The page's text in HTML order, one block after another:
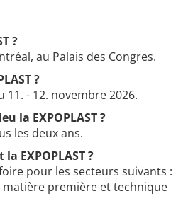
?
au Palais des Congres.
?
11. - 12. novembre 2026.
la EXPOPLAST ?
les deux ans.
EXPOPLAST ?
foire pour les secteurs suivants :
première et technique